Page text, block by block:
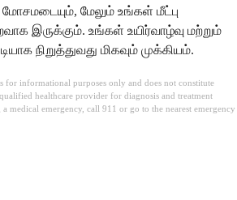
மேலும் உங்கள் மீட்பு
இருக்கும். உங்கள் உயிர்வாழ்வு மற்றும்
நிறுத்துவது மிகவும் முக்கியம்.
for informational purposes only and does not constitute
healthcare provider for diagnosis and treatment
medical emergency, call 911 or go to the nearest emergency